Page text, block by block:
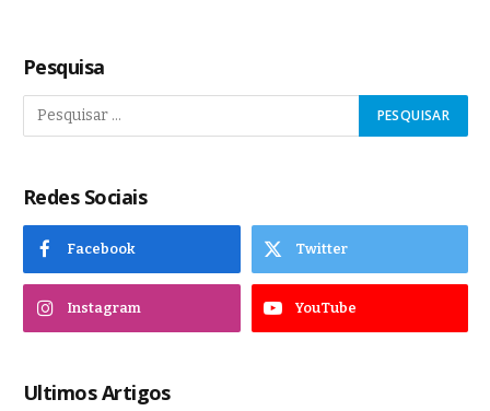
Pesquisa
Redes Sociais
Facebook Twitter
Instagram YouTube
Ultimos Artigos